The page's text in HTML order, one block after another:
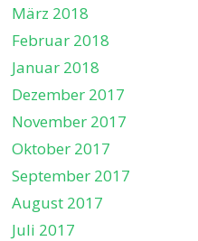
März 2018
Februar 2018
Januar 2018
Dezember 2017
November 2017
Oktober 2017
September 2017
August 2017
Juli 2017